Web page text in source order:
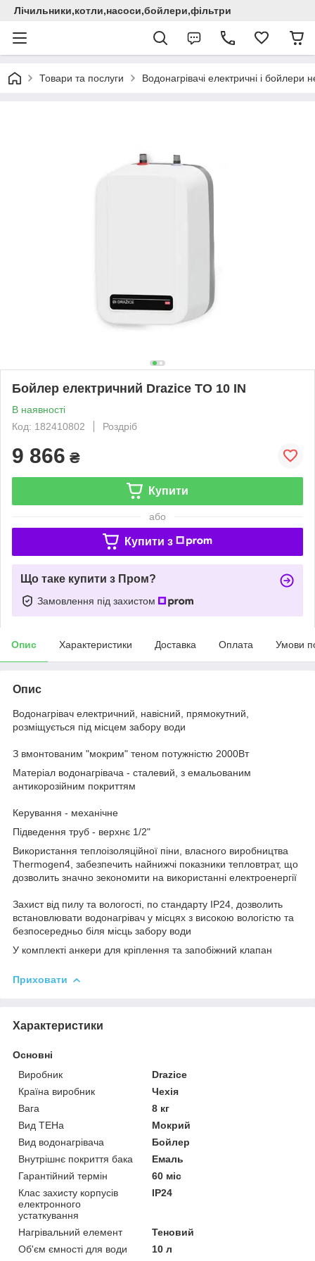
Лічильники,котли,насоси,бойлери,фільтри
Товари та послуги Водонагрівачі електричні i
Бойлер електричний Drazice TO 10 IN
В наявності
Код: 182410802
Роздріб
9 866 ₴
Купити
або
Купити з
Що таке купити з Пром?
Замовлення під захистом
Опис Характеристики Доставка Оплата Умови
Опис
Водонагрівач електричний, навісний, прямокутний,
розміщується під місцем забору води
З вмонтованим "мокрим" теном потужністю 2000Вт
Матеріал водонагрівача - сталевий, з емальованим
антикорозійним покриттям
Керування - механічне
Підведення труб - верхнє 1/2"
Використання теплоізоляційної піни, власного виробництва
Thermogen4, забезпечить найнижчі показники тепловтрат, що
дозволить значно зекономити на використанні електроенергії
Захист від пилу та вологості, по стандарту ІР24, дозволить
встановлювати водонагрівач у місцях з високою вологістю та
безпосередньо біля місць забору води
У комплекті анкери для кріплення та запобіжний клапан
Приховати
Характеристики
Основні
Виробник
Drazice
Країна виробник
Чехія
Вага
8 кг
Вид ТЕНа
Мокрий
Вид водонагрівача
Бойлер
Внутрішнє покриття бака
Емаль
Гарантійний термін
60 міс
Клас захисту корпусів
електронного
устаткування
IP24
Нагрівальний елемент
Теновий
Об'єм ємності для води
10 л